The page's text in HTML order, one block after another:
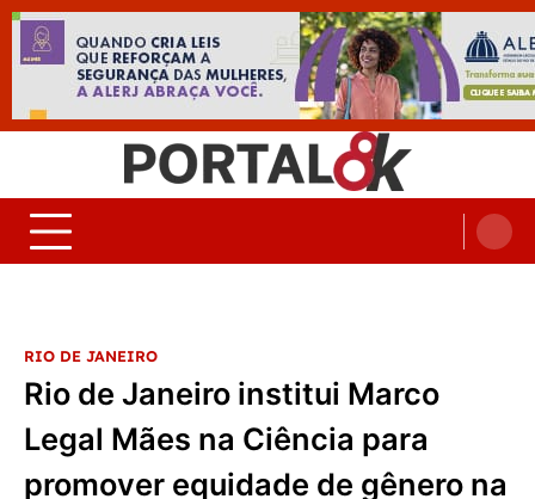
content
Portal 8K – Seu portal de
RIO DE JANEIRO
Rio de Janeiro institui Marco
Legal Mães na Ciência para
promover equidade de gênero na